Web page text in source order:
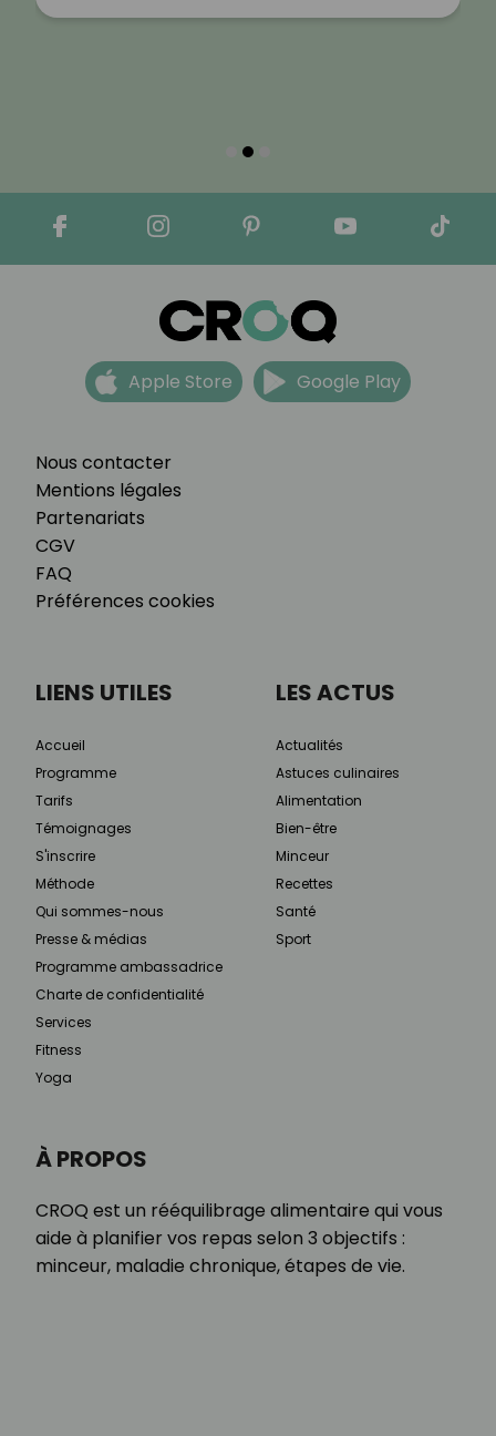
Nous contacter
Mentions légales
Partenariats
CGV
FAQ
Préférences cookies
Apple Store Google Play
À PROPOS
CROQ est un rééquilibrage alimentaire qui vous
aide à planifier vos repas selon 3 objectifs :
minceur, maladie chronique, étapes de vie.
LIENS UTILES
Accueil
Programme
Tarifs
Témoignages
S'inscrire
Méthode
Qui sommes-nous
Presse & médias
Programme ambassadrice
Charte de confidentialité
Services
Fitness
Yoga
LES ACTUS
Actualités
Astuces culinaires
Alimentation
Bien-être
Minceur
Recettes
Santé
Sport